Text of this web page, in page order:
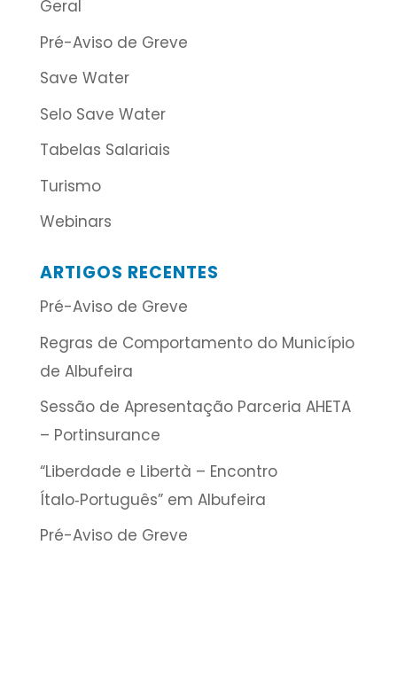
Geral
Pré-Aviso de Greve
Save Water
Selo Save Water
Tabelas Salariais
Turismo
Webinars
ARTIGOS RECENTES
Pré-Aviso de Greve
Regras de Comportamento do Município
de Albufeira
Sessão de Apresentação Parceria AHETA
– Portinsurance
“Liberdade e Libertà – Encontro
Ítalo‑Português” em Albufeira
Pré-Aviso de Greve